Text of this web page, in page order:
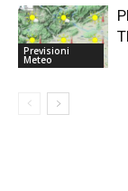
Previsioni
Meteo